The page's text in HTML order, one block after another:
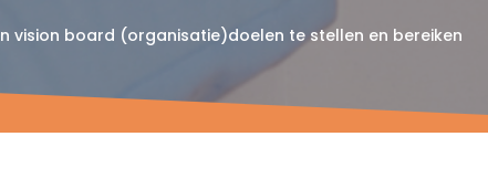
vision board (organisatie)doelen te stellen en bereiken